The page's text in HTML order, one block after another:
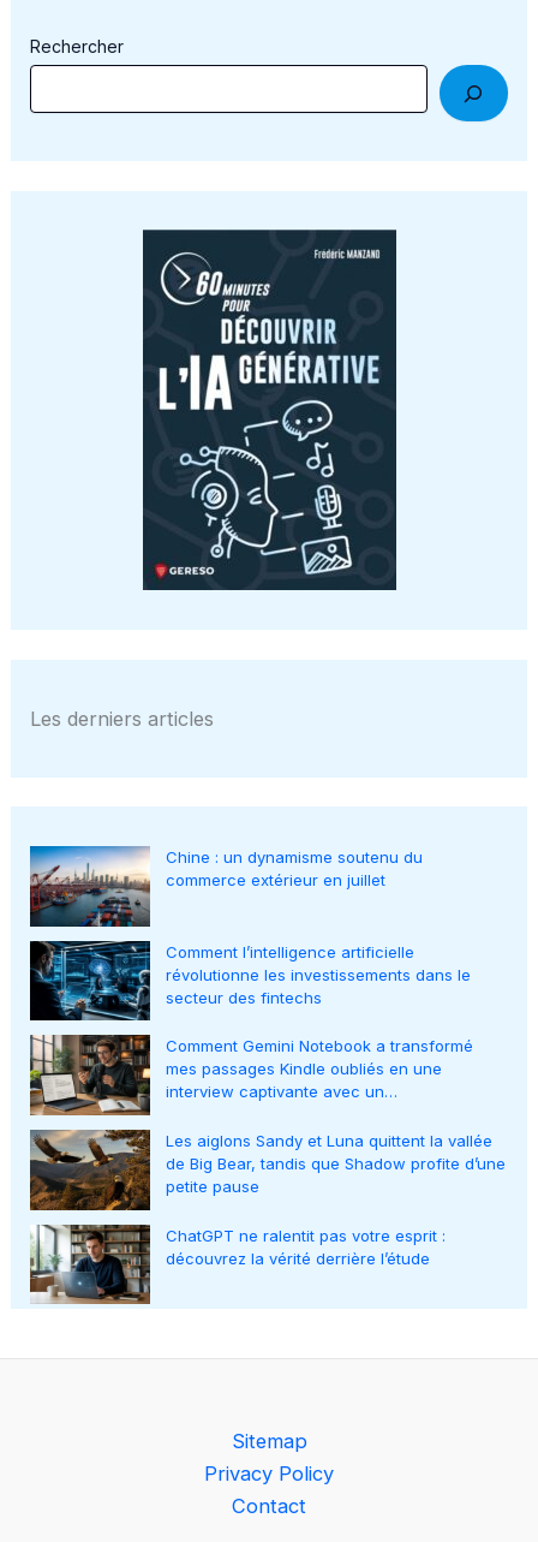
Rechercher
Les derniers articles
Chine : un dynamisme soutenu du
commerce extérieur en juillet
Comment l’intelligence artificielle
révolutionne les investissements dans le
secteur des fintechs
Comment Gemini Notebook a transformé
mes passages Kindle oubliés en une
interview captivante avec un…
Les aiglons Sandy et Luna quittent la vallée
de Big Bear, tandis que Shadow profite d’une
petite pause
ChatGPT ne ralentit pas votre esprit :
découvrez la vérité derrière l’étude
Sitemap
Privacy Policy
Contact